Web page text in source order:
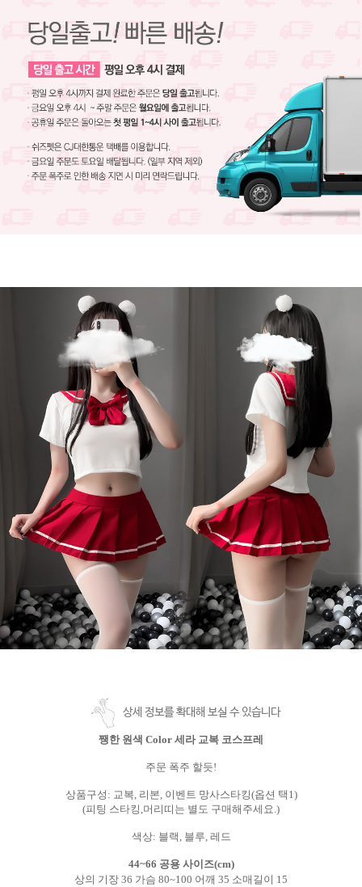
상세 정보를 확대해 보실 수 있습니다
쨍한 원색 Color 세라 교복 코스프레
주문 폭주 할듯!
상품구성 : 교복 리본 이벤트 망사스타킹(옵션 택 1)
(피팅 스타킹,머리띠는 별도 구매해주세요 .)
색상: 블랙, 블루, 레드
44~66 공용 사이즈(cm)
상의 기장 36 가슴 80~100 어깨 35 소매길이 15